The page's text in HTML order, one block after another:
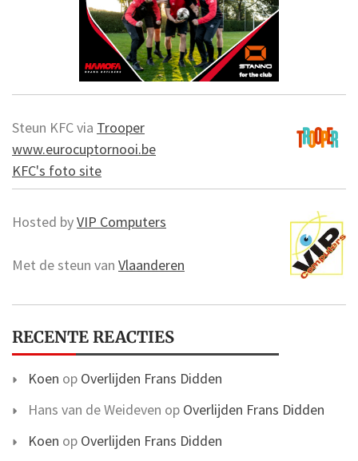
Steun KFC via Trooper
www.eurocuptornooi.be
KFC's foto site
Hosted byVIP Computers
Met de steun van Vlaanderen
RECENTE REACTIES
Koen op Overlijden Frans Didden
Hans van de Weideven op Overlijden Frans Didden
Koen op Overlijden Frans Didden